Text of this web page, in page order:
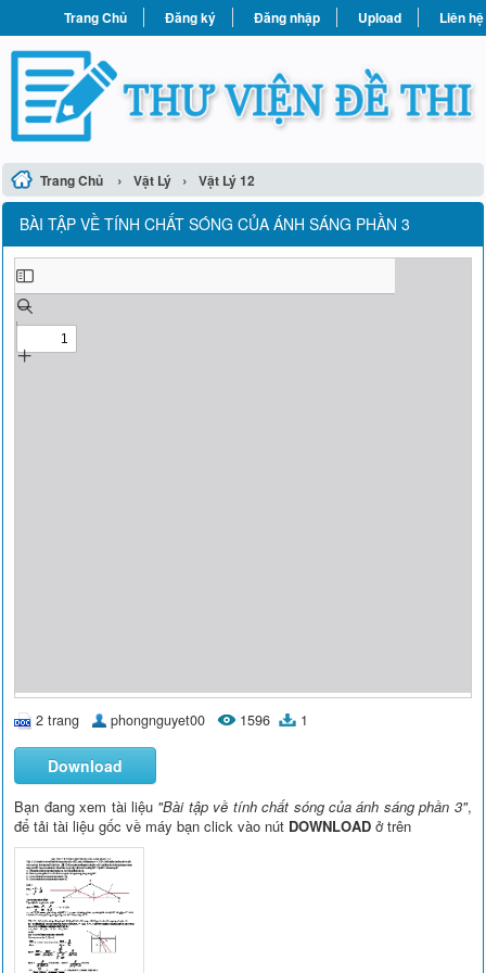
Trang Chủ Đăng ký Đăng nhập Upload Liên hệ
Trang Chủ › Vật Lý › Vật Lý 12
BÀI TẬP VỀ TÍNH CHẤT SÓNG CỦA ÁNH SÁNG PHẦN 3
2 trang phongnguyet00 1596 1
Download
Bạn đang xem tài liệu "Bài tập về tính chất sóng của ánh sáng phần 3",
để tải tài liệu gốc về máy bạn click vào nút DOWNLOAD ở trên